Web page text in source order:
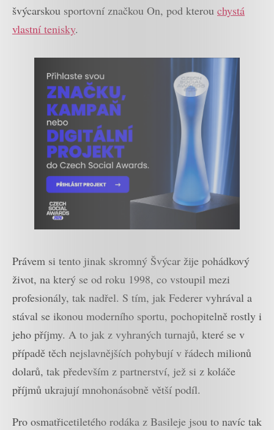
švýcarskou sportovní značkou On, pod kterou chystá
vlastní tenisky.
Právem si tento jinak skromný Švýcar žije pohádkový
život, na který se od roku 1998, co vstoupil mezi
profesionály, tak nadřel. S tím, jak Federer vyhrával a
stával se ikonou moderního sportu, pochopitelně rostly i
jeho příjmy. A to jak z vyhraných turnajů, které se v
případě těch nejslavnějších pohybují v řádech milionů
dolarů, tak především z partnerství, jež si z koláče
příjmů ukrajují mnohonásobně větší podíl.
Pro osmatřicetiletého rodáka z Basileje jsou to navíc tak